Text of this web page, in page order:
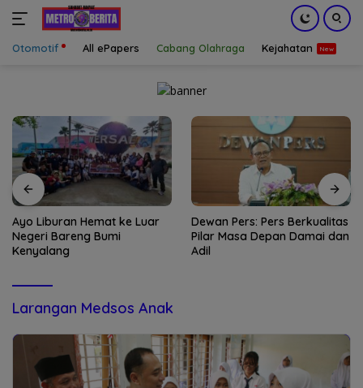
Otomotif All ePapers Cabang Olahraga Kejahatan
Ayo Liburan Hemat ke Luar
Negeri Bareng Bumi
Kenyalang
Dewan Pers: Pers Berkualitas
Pilar Masa Depan Damai dan
Adil
Larangan Medsos Anak